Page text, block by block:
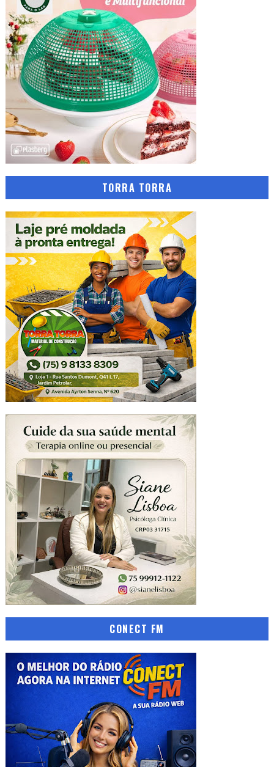
TORRA TORRA
CONECT FM